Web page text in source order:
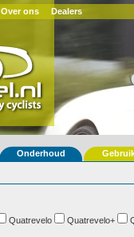
Over ons Dealers
Onderhoud
Quatrevelo Quatrevelo+